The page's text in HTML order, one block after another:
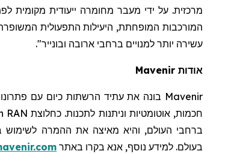
מרכזית. על ידי מעבר מחומרה ייעודית מקומית
המורכבות המופחתת, היעילות התפעולית
עשירה יותר למנויים ברחבי ארובה ובונייר".
אודות Mavenir
Mavenir בונה את עתיד הרשתות כיום עם
חכמות, אוטומטיות וניתנות לתכנות. כחלוצת RAN
בעולם. למידע נוסף, אנא בקרו באתר